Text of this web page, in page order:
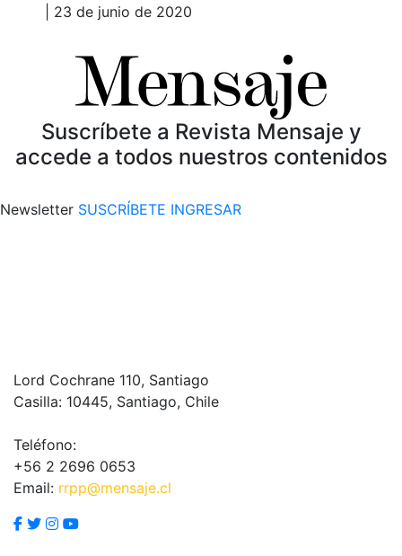
| 23 de junio de 2020
Suscríbete a Revista Mensaje y
accede a todos nuestros contenidos
Newsletter SUSCRÍBETE INGRESAR
Lord Cochrane 110, Santiago
Casilla: 10445, Santiago, Chile
Teléfono:
+56 2 2696 0653
Email: rrpp@mensaje.cl